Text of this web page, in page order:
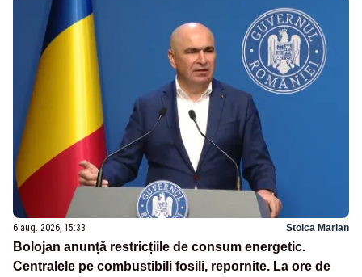
6 aug. 2026, 15:33 Stoica Marian
Bolojan anunță restricțiile de consum energetic.
Centralele pe combustibili fosili, repornite. La ore de